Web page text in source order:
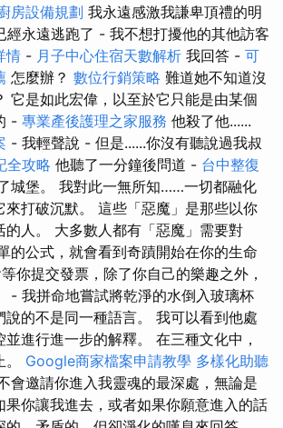
房設備規劃 我永遠感激我謙卑頂禮的明
經永遠逃跑了 - 我不想打擾他的其他訪客
情 - 月子中心住宿天數解析 我回答 - 可
怎麼辦？ 數位行銷策略 難道她不知道沒
它是如此宏偉，以至於它只能是由某個
- 專業產後護理之家服務 他殺了他......
- 我輕聲說 - 但是......你沒有聽說過我叔
全攻略 他聽了一分鐘後問道 - 台中整復
城堡。 我對此一無所知……一切都融化
打破沉默。 這些「惡魔」是那些以你
的人。 大多數人都有「惡魔」需要對
的公式，就會看到奇蹟開始在你的生命
你提交發票，除了你自己的樂趣之外，
- 我拼命地嘗試將乾淨的水倒入玻璃杯
說的不是同一種語言。 我可以看到他處
進行進一步的解釋。 在三種文化中，
Google商家檔案申請教學 多樣化助聽
會邀請你進入我靈魂的最深處，無論是
果你讓我進去，或者如果你願意進入的話